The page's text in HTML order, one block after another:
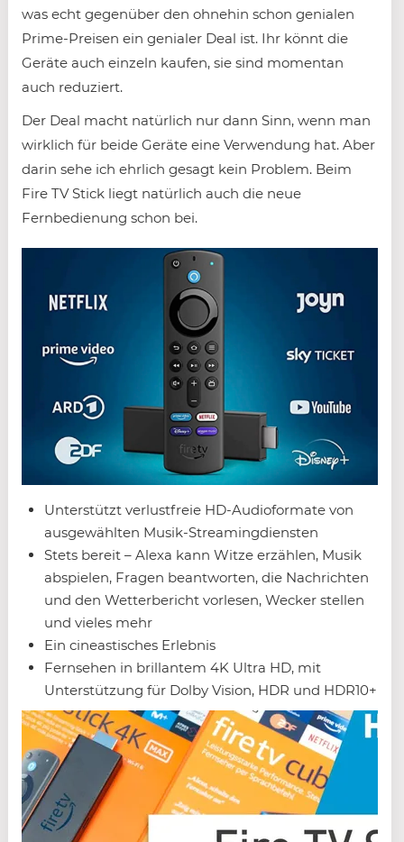
was echt gegenüber den ohnehin schon genialen
Prime-Preisen ein genialer Deal ist. Ihr könnt die
Geräte auch einzeln kaufen, sie sind momentan
auch reduziert.
Der Deal macht natürlich nur dann Sinn, wenn man
wirklich für beide Geräte eine Verwendung hat. Aber
darin sehe ich ehrlich gesagt kein Problem. Beim
Fire TV Stick liegt natürlich auch die neue
Fernbedienung schon bei.
Unterstützt verlustfreie HD-Audioformate von
ausgewählten Musik-Streamingdiensten
Stets bereit – Alexa kann Witze erzählen, Musik
abspielen, Fragen beantworten, die Nachrichten
und den Wetterbericht vorlesen, Wecker stellen
und vieles mehr
Ein cineastisches Erlebnis
Fernsehen in brillantem 4K Ultra HD, mit
Unterstützung für Dolby Vision, HDR und HDR10+